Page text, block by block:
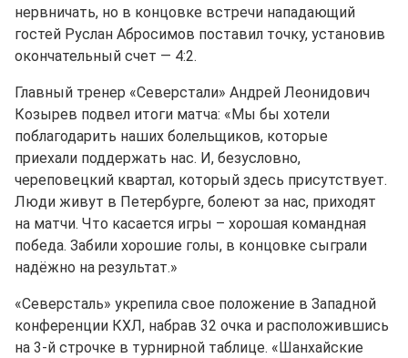
нервничать, но в концовке встречи нападающий
гостей Руслан Абросимов поставил точку, установив
окончательный счет — 4:2.
Главный тренер «Северстали» Андрей Леонидович
Козырев подвел итоги матча: «Мы бы хотели
поблагодарить наших болельщиков, которые
приехали поддержать нас. И, безусловно,
череповецкий квартал, который здесь присутствует.
Люди живут в Петербурге, болеют за нас, приходят
на матчи. Что касается игры – хорошая командная
победа. Забили хорошие голы, в концовке сыграли
надёжно на результат.»
«Северсталь» укрепила свое положение в Западной
конференции КХЛ, набрав 32 очка и расположившись
на 3-й строчке в турнирной таблице. «Шанхайские